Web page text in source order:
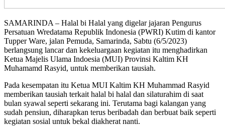
SAMARINDA – Halal bi Halal yang digelar jajaran Pengurus
Persatuan Wredatama Republik Indonesia (PWRI) Kutim di kantor
Tupper Ware, jalan Pemuda, Samarinda, Sabtu (6/5/2023)
berlangsung lancar dan kekeluargaan kegiatan itu menghadirkan
Ketua Majelis Ulama Indoesia (MUI) Provinsi Kaltim KH
Muhamamd Rasyid, untuk memberikan tausiah.
Pada kesempatan itu Ketua MUI Kaltim KH Muhammad Rasyid
memberikan tausiah terkait halal bi halal dan silaturahim di saat
bulan syawal seperti sekarang ini. Terutama bagi kalangan yang
sudah pensiun, diharapkan terus beribadah dan berbuat baik seperti
kegiatan sosial untuk bekal diakherat nanti.